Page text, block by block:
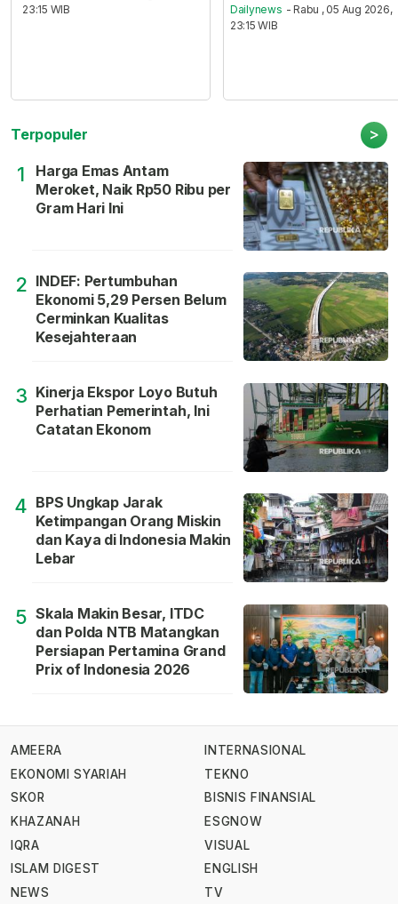
23:15 WIB
Dailynews - Rabu , 05 Aug 2026,
23:15 WIB
Terpopuler >
1
Harga Emas Antam
Meroket, Naik Rp50 Ribu per
Gram Hari Ini
2 INDEF: Pertumbuhan
Ekonomi 5,29 Persen Belum
Cerminkan Kualitas
Kesejahteraan
3 Kinerja Ekspor Loyo Butuh
Perhatian Pemerintah, Ini
Catatan Ekonom
4 BPS Ungkap Jarak
Ketimpangan Orang Miskin
dan Kaya di Indonesia Makin
Lebar
5 Skala Makin Besar, ITDC
dan Polda NTB Matangkan
Persiapan Pertamina Grand
Prix of Indonesia 2026
AMEERA
EKONOMI SYARIAH
SKOR
KHAZANAH
IQRA
ISLAM DIGEST
NEWS
INTERNASIONAL
TEKNO
BISNIS FINANSIAL
ESGNOW
VISUAL
ENGLISH
TV